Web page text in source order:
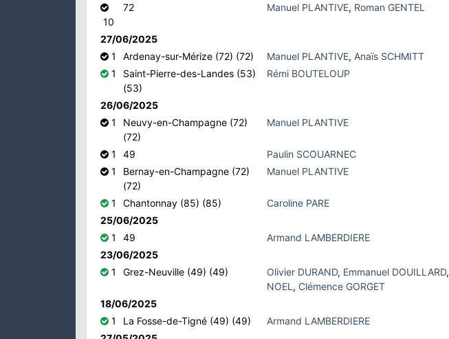
10
72 Manuel PLANTIVE, Roman GENTEL
27/06/2025
1
Ardenay-sur-Mérize (72) (72) Manuel PLANTIVE, Anaïs SCHMITT
1
Saint-Pierre-des-Landes (53)
(53)
Rémi BOUTELOUP
26/06/2025
1
Neuvy-en-Champagne (72)
(72)
Manuel PLANTIVE
1 49
Paulin SCOUARNEC
1
Bernay-en-Champagne (72)
(72)
Manuel PLANTIVE
1 Chantonnay (85) (85)
Caroline PARE
25/06/2025
1
49
Armand LAMBERDIERE
23/06/2025
1
Grez-Neuville (49) (49) Olivier DURAND, Emmanuel DOUILLARD,
NOEL , Clémence GORGET
18/06/2025
1
La Fosse-de-Tigné (49) (49)
Armand LAMBERDIERE